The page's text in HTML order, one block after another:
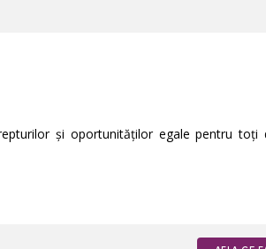
și oportunităților egale pentru toți